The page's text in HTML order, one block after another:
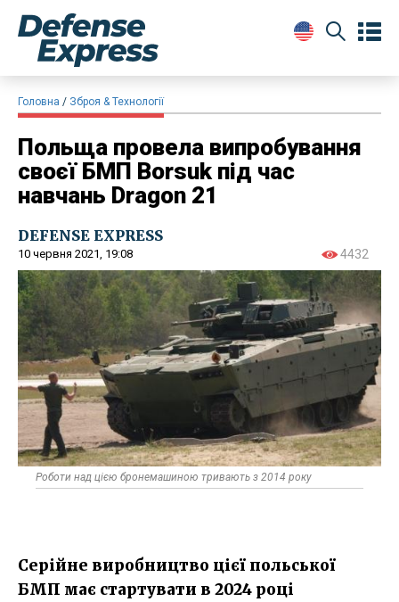
Головна Зброя & Технології
Польща провела випробування
своєї БМП Borsuk під час
навчань Dragon 21
DEFENSE EXPRESS
10 червня 2021, 19:08 4432
Роботи над цією бронемашиною тривають з 2014 року
Серійне виробництво цієї польської
БМП має стартувати в 2024 році